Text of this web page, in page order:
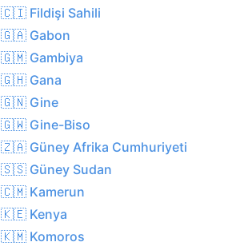
🇨🇮 Fildişi Sahili
🇬🇦 Gabon
🇬🇲 Gambiya
🇬🇭 Gana
🇬🇳 Gine
🇬🇼 Gine-Biso
🇿🇦 Güney Afrika Cumhuriyeti
🇸🇸 Güney Sudan
🇨🇲 Kamerun
🇰🇪 Kenya
🇰🇲 Komoros